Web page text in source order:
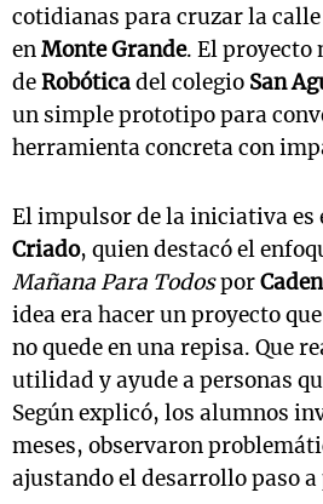
cotidianas para cruzar la calle
enMonte Grande. El proyecto
deRobóticadel colegio San
un simple prototipo para
herramienta concreta con
El impulsor de la iniciativa es
Criado, quien destacó el
Mañana Para Todospor
idea era hacer un proyecto
no quede en una repisa. Que
utilidad y ayude a personas
Según explicó, los alumnos
meses, observaron
ajustando el desarrollo paso a